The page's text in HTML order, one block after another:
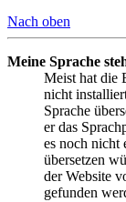
Nach oben
Meine Sprache
Meist hat die
nicht
Sprache
er das
es noch nicht
übersetzen
der Website
gefunden